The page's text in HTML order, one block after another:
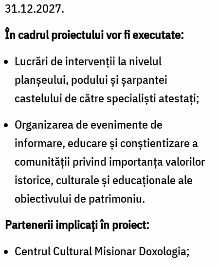
31.12.2027.
În cadrul proiectului vor fi executate:
Lucrări de intervenții la nivelul
planșeului, podului și șarpantei
castelului de către specialiști atestați;
Organizarea de evenimente de
informare, educare și conștientizare a
comunității privind importanța valorilor
istorice, culturale și educaționale ale
obiectivului de patrimoniu.
Partenerii implicați în proiect:
Centrul Cultural Misionar Doxologia;